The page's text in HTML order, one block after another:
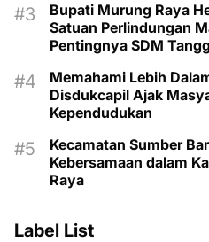
Bupati Murung Raya
Satuan Perlindungan
Pentingnya SDM
Memahami Lebih
Disdukcapil Ajak
Kependudukan
Kecamatan Sumber
Kebersamaan dalam
Raya
Label List